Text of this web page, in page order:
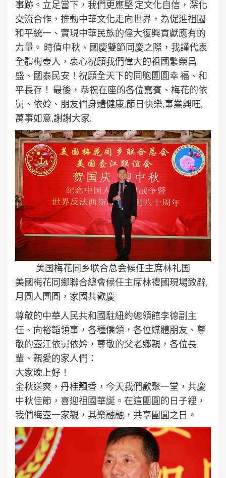
事跡。立足當下，我們更應堅 定文化自信，深化
交流合作，推動中華文化走向世界，為促進祖國
和平統一、實現中華民族的偉大復興貢獻應有的
力量。 時值中秋、國慶雙節同慶之際，我謹代表
全體梅壺人，衷心祝願我們偉大的祖國繁榮昌
盛、國泰民安！祝願全天下的同胞團圓幸 福、和
平長存！ 最後，恭祝在座的各位嘉賓、梅花的依
舅、依姈、朋友們身體健康,節日快樂,事業興旺,
萬事如意,謝謝大家.
美国梅花同乡联合总会候任主席林礼国
美國梅花同鄉聯合總會候任主席林禮國現場致辭,
月圓人團圓，家國共歡慶
尊敬的中華人民共和國駐紐約總領館李德副主
任、向裕韜領事，各種僑領，各位媒體朋友、尊
敬的壺江依舅依妗，尊敬的父老鄉親，各位長
輩、親愛的家人們：
大家晚上好！
金秋送爽，丹桂飄香，今天我們歡聚一堂，共慶
中秋佳節，喜迎祖國華誕。在這團圓的日子裡，
我們梅壺一家親，其樂融融，共享團圓之日。